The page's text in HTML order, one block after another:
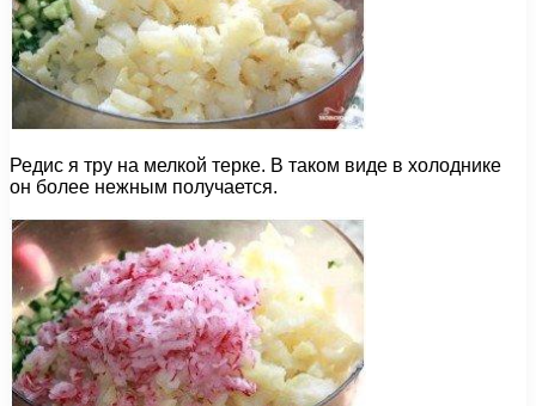
Редис я тру на мелкой терке. В таком виде в холоднике
он более нежным получается.